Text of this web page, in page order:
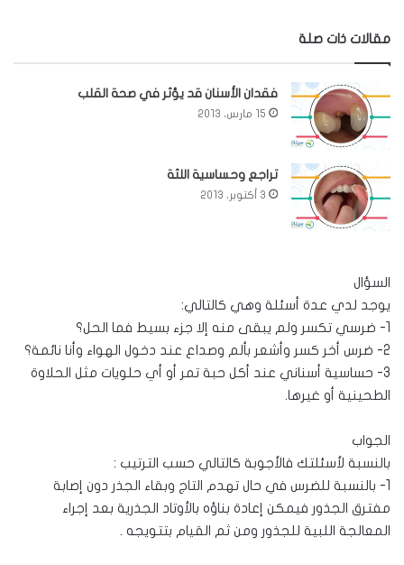
مقالات ذات صلة
فقدان الأسنان قد يؤثر في صحة القلب
15 مارس، 2013
تراجع وحساسية اللثة
3 أكتوبر، 2013
السؤال
يوجد لدي عدة أسئلة وهي كالتالي:
1- ضرسي تكسر ولم يبقى منه إلا جزء بسيط فما الحل؟
2- ضرس أخر كسر وأشعر بألم وصداع عند دخول الهواء وأنا نائمة؟
3- حساسية أسناني عند أكل حبة تمر أو أي حلويات مثل الحلاوة
الطحينية أو غيرها.
الجواب
بالنسبة لأسئلتك فالأجوبة كالتالي حسب الترتيب :
1- بالنسبة للضرس في حال تهدم التاج وبقاء الجذر دون إصابة
مفترق الجذور فيمكن إعادة بناؤه بالأوتاد الجذرية بعد إجراء
المعالجة اللبية للجذور ومن ثم القيام بتتويجه .